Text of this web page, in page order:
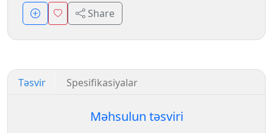
Share
Təsvir Spesifikasiyalar
Məhsulun təsviri